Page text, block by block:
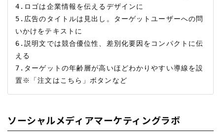
4.ロゴは企業情報を伝えるデザインに
5.広告のタイトルは見出し。ターゲットユーザーへの問
いかけをテキストに
6.説明文では競合優位性、差別化要因をコンパクトに伝
える
7.ターゲットの年齢層が高いほどわかりやすい導線を設
ソーシャルメディアマーケティングラボ